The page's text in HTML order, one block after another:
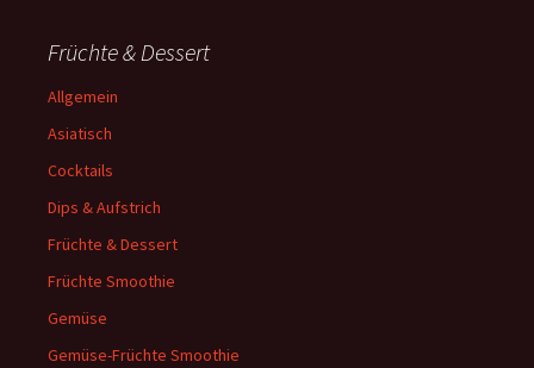
Früchte & Dessert
Allgemein
Asiatisch
Cocktails
Dips & Aufstrich
Früchte & Dessert
Früchte Smoothie
Gemüse
Gemüse-Früchte Smoothie